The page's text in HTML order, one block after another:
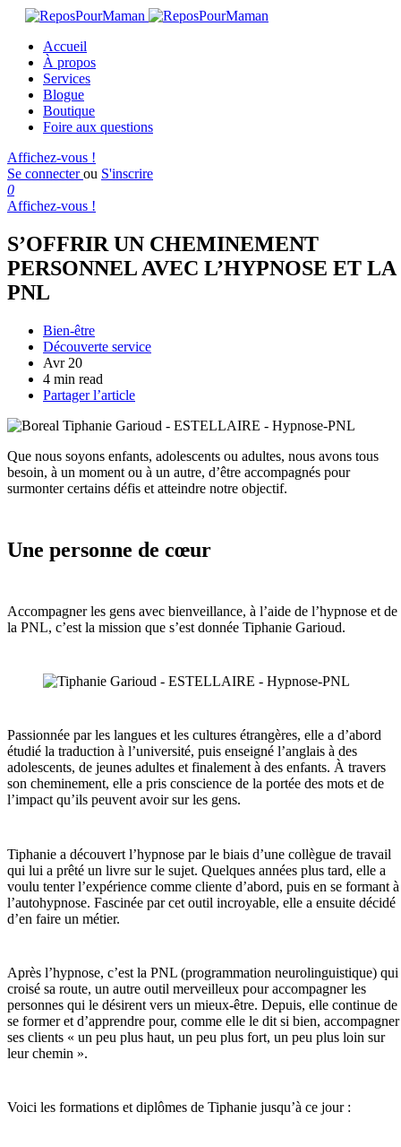
Accueil
À propos
Services
Blogue
Boutique
Foire aux questions
Affichez-vous !
Se connecterou S'inscrire
0
Affichez-vous !
S’OFFRIR UN CHEMINEMENT
PERSONNEL AVEC L’HYPNOSE ET LA
PNL
Bien-être
Découverte service
Avr 20
4 min read
Partager l’article
Que nous soyons enfants, adolescents ou adultes, nous avons tous
besoin, à un moment ou à un autre, d’être accompagnés pour
surmonter certains défis et atteindre notre objectif.
Une personne de cœur
Accompagner les gens avec bienveillance, à l’aide de l’hypnose et de
la PNL, c’est la mission que s’est donnée Tiphanie Garioud.
Passionnée par les langues et les cultures étrangères, elle a d’abord
étudié la traduction à l’université, puis enseigné l’anglais à des
adolescents, de jeunes adultes et finalement à des enfants. À travers
son cheminement, elle a pris conscience de la portée des mots et de
l’impact qu’ils peuvent avoir sur les gens.
Tiphanie a découvert l’hypnose par le biais d’une collègue de travail
qui lui a prêté un livre sur le sujet. Quelques années plus tard, elle a
voulu tenter l’expérience comme cliente d’abord, puis en se formant à
l’autohypnose. Fascinée par cet outil incroyable, elle a ensuite décidé
d’en faire un métier.
Après l’hypnose, c’est la PNL (programmation neurolinguistique) qui
croisé sa route, un autre outil merveilleux pour accompagner les
personnes qui le désirent vers un mieux-être. Depuis, elle continue de
se former et d’apprendre pour, comme elle le dit si bien, accompagner
ses clients « un peu plus haut, un peu plus fort, un peu plus loin sur
leur chemin ».
Voici les formations et diplômes de Tiphanie jusqu’à ce jour :